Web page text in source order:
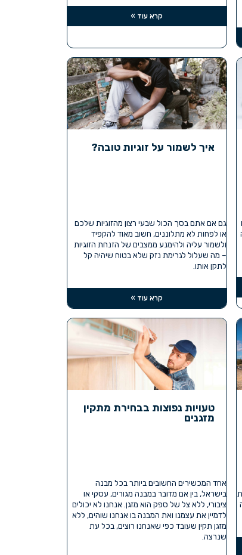
קרא עוד »
איך לשמור על זוגיות טובה?
גם אם אתם בסך הכול שבעי רצון מהזוגיות שלכם
או לפחות לא מתלוננים, חשוב מאוד להקפיד
ולשמור עליה ולהימנע ממצבים של הזנחת הזוגיות
– מה שעלול לגרימת נזק שלא בטוח שיהיה קל
לתקן אותו.
קרא עוד »
טעויות נפוצות בבחירת מתקין
מזגנים
אחד המכשירים החשובים ביותר בכל מבנה
בישראל, בין אם מדובר במבנה מגורים, עסקי או
ציבורי, ללא צל של ספק הוא מזגן. אנחנו לא יכולים
לדמיין את עצמנו ואת המבנה בו אנחנו שוהים, ללא
מזגן תקין שעובד כפי שאנחנו רוצים, בכל עת
שנרצה.